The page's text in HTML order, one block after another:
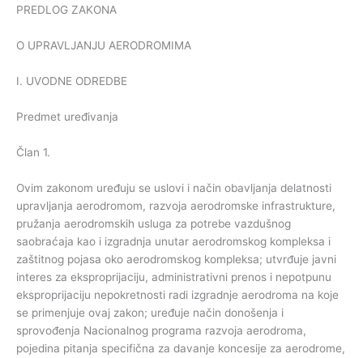
PREDLOG ZAKONA
O UPRAVLJANJU AERODROMIMA
I. UVODNE ODREDBE
Predmet uređivanja
Član 1.
Ovim zakonom uređuju se uslovi i način obavljanja delatnosti
upravljanja aerodromom, razvoja aerodromske infrastrukture,
pružanja aerodromskih usluga za potrebe vazdušnog
saobraćaja kao i izgradnja unutar aerodromskog kompleksa i
zaštitnog pojasa oko aerodromskog kompleksa; utvrđuje javni
interes za eksproprijaciju, administrativni prenos i nepotpunu
eksproprijaciju nepokretnosti radi izgradnje aerodroma na koje
se primenjuje ovaj zakon; uređuje način donošenja i
sprovođenja Nacionalnog programa razvoja aerodroma,
pojedina pitanja specifična za davanje koncesije za aerodrome,